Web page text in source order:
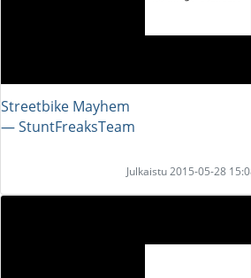
Streetbike Mayhem
― StuntFreaksTeam
Julkaistu 2015-05-28